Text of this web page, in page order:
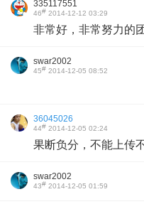
335117551
46# 2014-12-12 03:29
非常好，非常努力的
swar2002
45# 2014-12-05 08:52
36045026
44# 2014-12-05 02:24
果断负分，不能上传
swar2002
43# 2014-12-05 01:59